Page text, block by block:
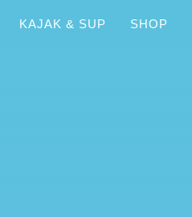
KAJAK & SUP SHOP